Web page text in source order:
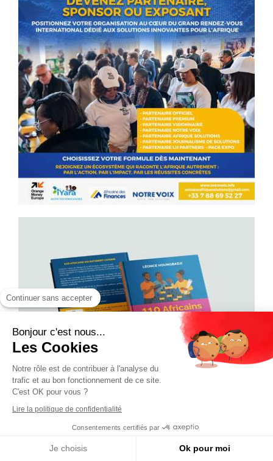
Continuer sans accepter
Bonjour c'est nous...
Les Cookies
Notre rôle est de contribuer à l'analyse du
trafic et au bon fonctionnement de ce site.
C'est OK pour vous ?
Lire la politique de confidentialité
Consentements certifiés par
Je choisis Ok pour moi